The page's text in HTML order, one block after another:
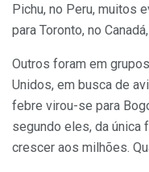
Pichu, no Peru, muitos
para Toronto, no
Outros foram em
Unidos, em busca de
febre virou-se para
segundo eles, da única
crescer aos milhões.